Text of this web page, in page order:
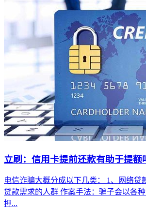
立刷：信用卡提前还款有助于提额
电信诈骗大概分成以下几类： 1、网络贷
贷款需求的人群 作案手法：骗子会以各
押...